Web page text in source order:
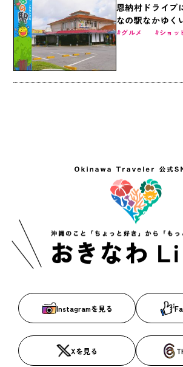
恩納村ドライブ
なの駅なかゆく
縄グルメを食べ
グルメ ショッ
Instagramを見る
Xを見る